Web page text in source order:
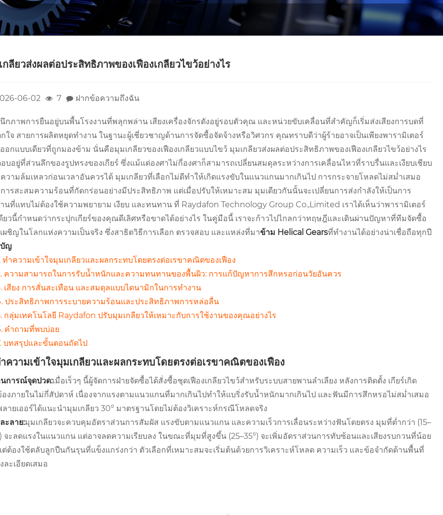
กลียวส่งผลต่อประสิทธิภาพของเฟืองเกลียวไขว้อย่างไร
06-02 7 ฝากข้อความถึงฉัน
กภาพการยืนอยู่บนพื้นโรงงานที่พลุกพล่าน เสียงเครื่องจักรดังอยู่รอบตัวคุณ และหน่วยขับเคลื่อนที่สำคัญก็เริ่มส่งเสียงการบดที่
ใจ สายการผลิตหยุดทำงาน ในฐานะผู้เชี่ยวชาญด้านการจัดซื้อจัดจ้างหรือวิศวกร คุณทราบดีว่าผู้ร้ายอาจเป็นเพียงพารามิเตอร์
อกแบบเดียวที่ถูกมองข้าม นั่นคือมุมเกลียวของเฟืองเกลียวแบบไขว้ มุมเกลียวส่งผลต่อประสิทธิภาพของเฟืองเกลียวไขว้อย่างไร
บอยู่ที่ส่วนลึกของรูปทรงของเกียร์ ซึ่งแม้แต่องศาไม่กี่องศาก็สามารถเปลี่ยนสมดุลระหว่างการเคลื่อนไหวที่ราบรื่นและเงียบเชียบ
วามล้มเหลวก่อนเวลาอันควรได้ มุมเกลียวที่เลือกไม่ดีทำให้เกิดแรงขับในแนวแกนมากเกินไป การกระจายโหลดไม่สม่ำเสมอ
ารสะสมความร้อนที่กัดกร่อนอย่างมีประสิทธิภาพ แต่เมื่อปรับให้เหมาะสม มุมเดียวกันนั้นจะเปลี่ยนการส่งกำลังให้เป็นการ
นที่แทบไม่ต้องใช้ความพยายาม เงียบ และทนทาน ที่ Raydafon Technology Group Co.,Limited เราได้เห็นว่าพารามิเตอร์
ยวนี้กำหนดว่ากระปุกเกียร์ของคุณดีเลิศหรือขาดได้อย่างไร ในคู่มือนี้ เราจะก้าวไปไกลกว่าทฤษฎีและเดินผ่านปัญหาที่ทีมจัดซื้อ
ผชิญในโลกแห่งความเป็นจริง ซึ่งสาธิตวิธีการเลือก ตรวจสอบ และแหล่งที่มาข้าม Helical Gearsที่ทำงานได้อย่างน่าเชื่อถือทุกปี
บัญ
ทำความเข้าใจมุมเกลียวและผลกระทบโดยตรงต่อเรขาคณิตของเฟือง
ความสามารถในการรับน้ำหนักและความทนทานของพื้นผิว: การแก้ปัญหาการสึกหรอก่อนวัยอันควร
เสียง การสั่นสะเทือน และสมดุลแบบไดนามิกในการทำงาน
ประสิทธิภาพการระบายความร้อนและประสิทธิภาพการหล่อลื่น
กลุ่มเทคโนโลยี Raydafon ปรับมุมเกลียวให้เหมาะกับการใช้งานของคุณอย่างไร
คำถามที่พบบ่อย
บทสรุปและขั้นตอนถัดไป
ำความเข้าใจมุมเกลียวและผลกระทบโดยตรงต่อเรขาคณิตของเฟือง
การณ์จุดปวด:เมื่อเร็วๆ นี้ผู้จัดการฝ่ายจัดซื้อได้สั่งซื้อชุดเฟืองเกลียวไขว้สำหรับระบบสายพานลำเลียง หลังการติดตั้ง เกียร์เกิด
งภายในไม่กี่สัปดาห์ เนื่องจากแรงตามแนวแกนที่มากเกินไปทำให้แบริ่งรับน้ำหนักมากเกินไป และฟันมีการสึกหรอไม่สม่ำเสมอ
ายเออร์ได้แนะนำมุมเกลียว 30° มาตรฐานโดยไม่ต้องวิเคราะห์กรณีโหลดจริง
ะลาย:มุมเกลียวจะควบคุมอัตราส่วนการสัมผัส แรงขับตามแนวแกน และความเร็วการเลื่อนระหว่างฟันโดยตรง มุมที่ต่ำกว่า (15–
จะลดแรงในแนวแกน แต่อาจลดความเรียบลง ในขณะที่มุมที่สูงขึ้น (25–35°) จะเพิ่มอัตราส่วนการทับซ้อนและเสียงรบกวนที่น้อย
ต่ต้องใช้ตลับลูกปืนกันรุนที่แข็งแกร่งกว่า ตัวเลือกที่เหมาะสมจะเริ่มต้นด้วยการวิเคราะห์โหลด ความเร็ว และข้อจำกัดด้านพื้นที่
ละเอียดเสมอ